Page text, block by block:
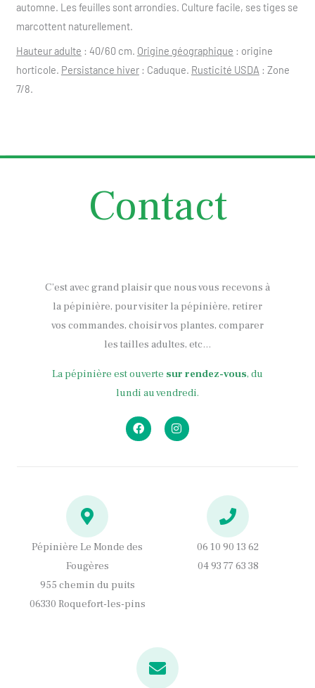
automne. Les feuilles sont arrondies. Culture facile, ses tiges se
marcottent naturellement.
Hauteur adulte : 40/60 cm. Origine géographique : origine
horticole. Persistance hiver: Caduque. Rusticité USDA : Zone
7/8.
Contact
C’est avec grand plaisir que nous vous recevons à
la pépinière, pour visiter la pépinière, retirer
vos commandes, choisir vos plantes, comparer
les tailles adultes, etc…
La pépinière est ouverte sur rendez-vous, du
lundi au vendredi.
F
a
c
I
n
s
Pépinière Le Monde des
Fougères
955 chemin du puits
06330 Roquefort-les-pins
06 10 90 13 62
04 93 77 63 38